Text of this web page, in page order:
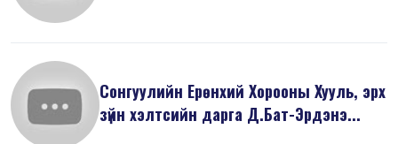
Сонгуулийн Ерөнхий Хорооны Хууль, эрх
зүйн хэлтсийн дарга Д.Бат-Эрдэнэ...